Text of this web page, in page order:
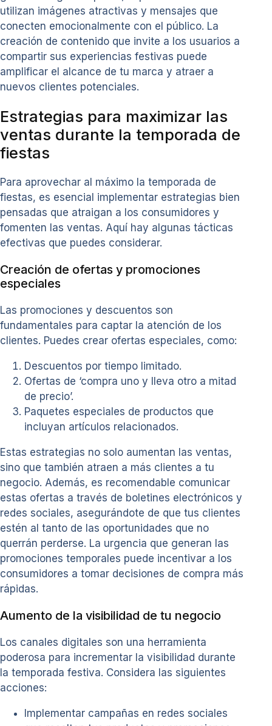
utilizan imágenes atractivas y mensajes que
conecten emocionalmente con el público. La
creación de contenido que invite a los usuarios a
compartir sus experiencias festivas puede
amplificar el alcance de tu marca y atraer a
nuevos clientes potenciales.
Estrategias para maximizar las
ventas durante la temporada de
fiestas
Para aprovechar al máximo la temporada de
fiestas, es esencial implementar estrategias bien
pensadas que atraigan a los consumidores y
fomenten las ventas. Aquí hay algunas tácticas
efectivas que puedes considerar.
Creación de ofertas y promociones
especiales
Las promociones y descuentos son
fundamentales para captar la atención de los
clientes. Puedes crear ofertas especiales, como:
Descuentos por tiempo limitado.
Ofertas de ‘compra uno y lleva otro a mitad
de precio’.
Paquetes especiales de productos que
incluyan artículos relacionados.
Estas estrategias no solo aumentan las ventas,
sino que también atraen a más clientes a tu
negocio. Además, es recomendable comunicar
estas ofertas a través de boletines electrónicos y
redes sociales, asegurándote de que tus clientes
estén al tanto de las oportunidades que no
querrán perderse. La urgencia que generan las
promociones temporales puede incentivar a los
consumidores a tomar decisiones de compra más
rápidas.
Aumento de la visibilidad de tu negocio
Los canales digitales son una herramienta
poderosa para incrementar la visibilidad durante
la temporada festiva. Considera las siguientes
acciones:
Implementar campañas en redes sociales